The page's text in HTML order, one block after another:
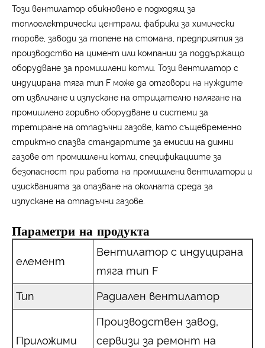
Този вентилатор обикновено е подходящ за
топлоелектрически централи, фабрики за химически
торове, заводи за топене на стомана, предприятия за
производство на цимент или компании за поддържащо
оборудване за промишлени котли. Този вентилатор с
индуцирана тяга тип F може да отговори на нуждите
от извличане и изпускане на отрицателно налягане на
промишлено горивно оборудване и системи за
третиране на отпадъчни газове, като същевременно
стриктно спазва стандартите за емисии на димни
газове от промишлени котли, спецификациите за
безопасност при работа на промишлени вентилатори и
изискванията за опазване на околната среда за
изпускане на отпадъчни газове.
Параметри на продукта
елемент
Вентилатор с индуцирана
тяга тип F
Тип Радиален вентилатор
Приложими
Производствен завод,
сервизи за ремонт на